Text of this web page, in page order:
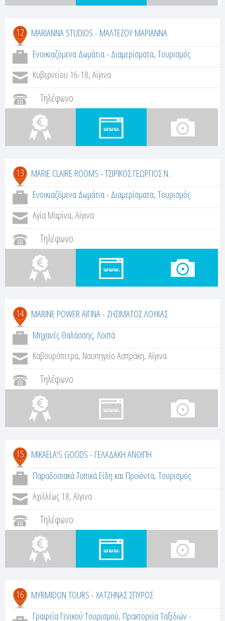
12 MARIANNA STUDIOS - ΜΑΛΤΕΖΟΥ ΜΑΡΙΑΝΝΑ
Ενοικιαζόμενα Δωμάτια - Διαμερίσματα,Τουρισμός
Κυβερνείου 16-18, Αίγινα
Τηλέφωνο
13
MARIE CLAIRE ROOMS - ΤΣΙΡΙΚΟΣ ΓΕΩΡΓΙΟΣ Ν.
Ενοικιαζόμενα Δωμάτια - Διαμερίσματα,Τουρισμός
Αγία Μαρίνα, Αίγινα
Τηλέφωνο
14 MARINE POWER ΑΙΓΙΝΑ - ΖΗΣΙΜΑΤΟΣ ΛΟΥΚΑΣ
Μηχανές Θαλάσσης,Λοιπά
Καβουρόπετρα, Ναυπηγείο Ασπράκη, Αίγινα
Τηλέφωνο
15
MIKAELA'S GOODS - ΓΕΛΑΔΑΚΗ ΑΝΘΙΠΗ
Παραδοσιακά Τοπικά Είδη και Προϊόντα,Τουρισμός
Αχιλλέως 18, Αίγινα
Τηλέφωνο
16
MYRMIDON TOURS - ΧΑΤΖΗΝΑΣ ΣΠΥΡΟΣ
Γραφεία Γενικού Τουρισμού, Πρακτορεία Ταξιδιών -